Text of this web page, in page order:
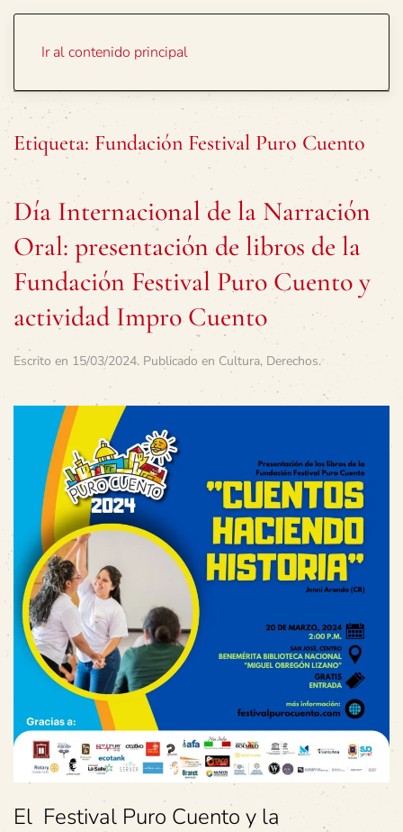
Ir al contenido principal
Etiqueta: Fundación Festival Puro Cuento
Día Internacional de la Narración
Oral: presentación de libros de la
Fundación Festival Puro Cuento y
actividad Impro Cuento
Escrito en 15/03/2024. Publicado en Cultura, Derechos.
El Festival Puro Cuento y la